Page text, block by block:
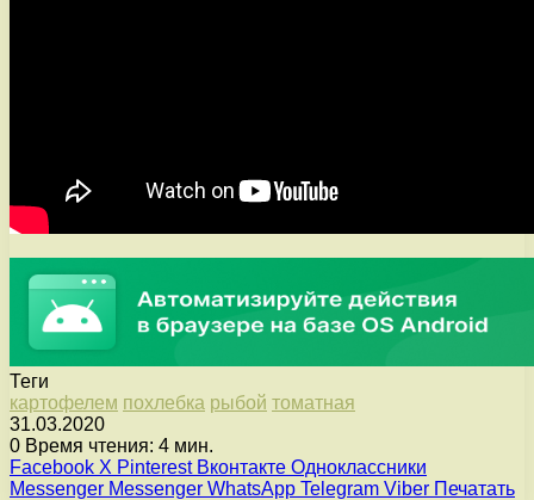
Теги
картофелем похлебка рыбой томатная
31.03.2020
0 Время чтения: 4 мин.
Facebook X Pinterest Вконтакте Одноклассники
Messenger Messenger WhatsApp Telegram Viber Печатать